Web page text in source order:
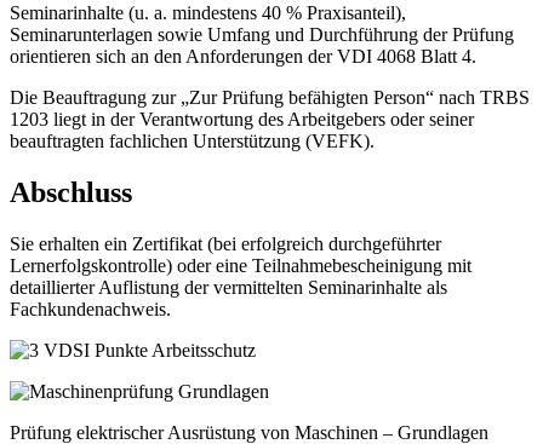
Seminarinhalte (u. a. mindestens 40 % Praxisanteil),
Seminarunterlagen sowie Umfang und Durchführung der Prüfung
orientieren sich an den Anforderungen der VDI 4068 Blatt 4.
Die Beauftragung zur „Zur Prüfung befähigten Person“ nach TRBS
1203 liegt in der Verantwortung des Arbeitgebers oder seiner
beauftragten fachlichen Unterstützung (VEFK).
Abschluss
Sie erhalten ein Zertifikat (bei erfolgreich durchgeführter
Lernerfolgskontrolle) oder eine Teilnahmebescheinigung mit
detaillierter Auflistung der vermittelten Seminarinhalte als
Fachkundenachweis.
Prüfung elektrischer Ausrüstung von Maschinen – Grundlagen